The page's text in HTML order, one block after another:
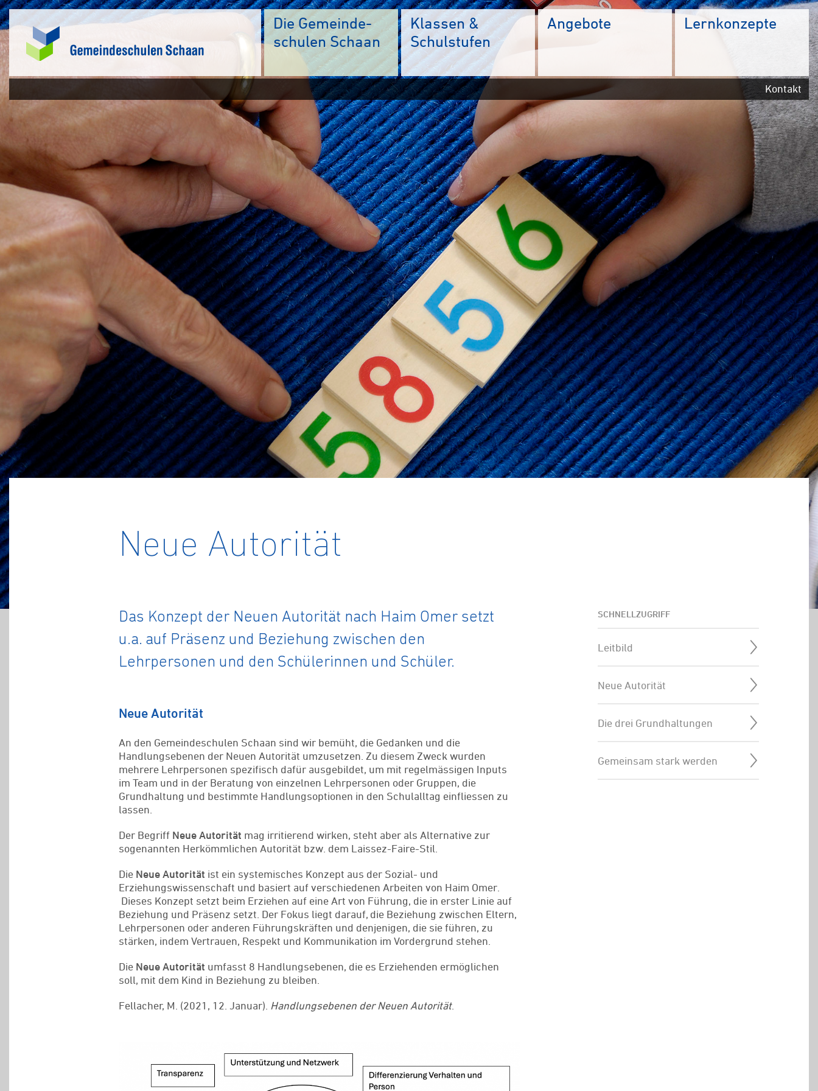
Die Gemeinde-
schulen Schaan
Klassen &
Schulstufen
Angebote Lernkonzepte
Kontakt
Neue Autorität
Das Konzept der Neuen Autorität nach Haim Omer setzt
u.a. auf Präsenz und Beziehung zwischen den
Lehrpersonen und den Schülerinnen und Schüler.
Neue Autorität
An den Gemeindeschulen Schaan sind wir bemüht, die Gedanken und die
Handlungsebenen der Neuen Autorität umzusetzen. Zu diesem Zweck wurden
mehrere Lehrpersonen spezifisch dafür ausgebildet, um mit regelmässigen Inputs
im Team und in der Beratung von einzelnen Lehrpersonen oder Gruppen, die
Grundhaltung und bestimmte Handlungsoptionen in den Schulalltag einfliessen zu
lassen.
Der Begriff Neue Autorität mag irritierend wirken, steht aber als Alternative zur
sogenannten Herkömmlichen Autorität bzw. dem Laissez-Faire-Stil.
Die Neue Autorität ist ein systemisches Konzept aus der Sozial- und
Erziehungswissenschaft und basiert auf verschiedenen Arbeiten von Haim Omer.
Dieses Konzept setzt beim Erziehen auf eine Art von Führung, die in erster Linie auf
Beziehung und Präsenz setzt. Der Fokus liegt darauf, die Beziehung zwischen Eltern,
Lehrpersonen oder anderen Führungskräften und denjenigen, die sie führen, zu
stärken, indem Vertrauen, Respekt und Kommunikation im Vordergrund stehen.
Die Neue Autorität umfasst 8 Handlungsebenen, die es Erziehenden ermöglichen
soll, mit dem Kind in Beziehung zu bleiben.
Fellacher, M. (2021, 12. Januar). Handlungsebenen der Neuen Autorität.
SCHNELLZUGRIFF
Leitbild
Neue Autorität
Die drei Grundhaltungen
Gemeinsam stark werden